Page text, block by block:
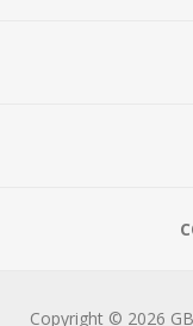
Copyright © 2026